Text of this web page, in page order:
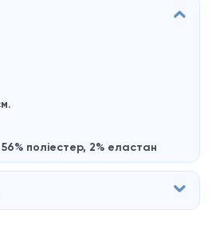
полieстер, 2% eластан